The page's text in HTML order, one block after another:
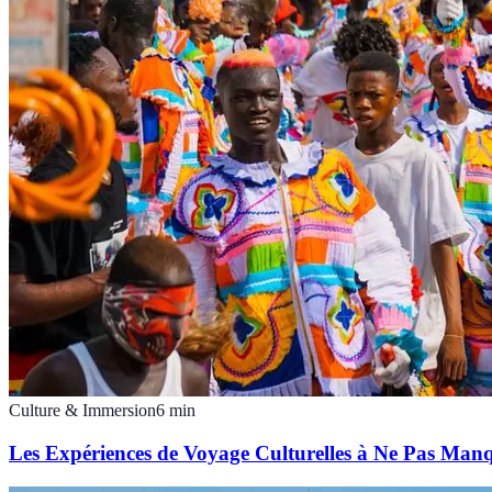
Culture & Immersion6 min
Les Expériences de Voyage Culturelles à Ne Pas